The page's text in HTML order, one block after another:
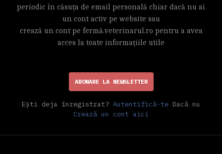
periodic în căsuța de email personală chiar dacă nu ai
un cont activ pe website sau
crează un cont pe fermă.veterinarul.ro pentru a avea
acces la toate informațiile utile
ABONARE LA NEWSLETTER
Ești deja înregistrat? Autentifică-te Dacă nu
Crează un cont aici